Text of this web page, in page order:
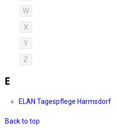
W
X
Y
Z
E
ELAN Tagespflege Harmsdorf
Back to top